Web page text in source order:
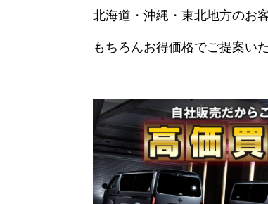
北海道・沖縄・東北地方のお
もちろんお得価格でご提案い